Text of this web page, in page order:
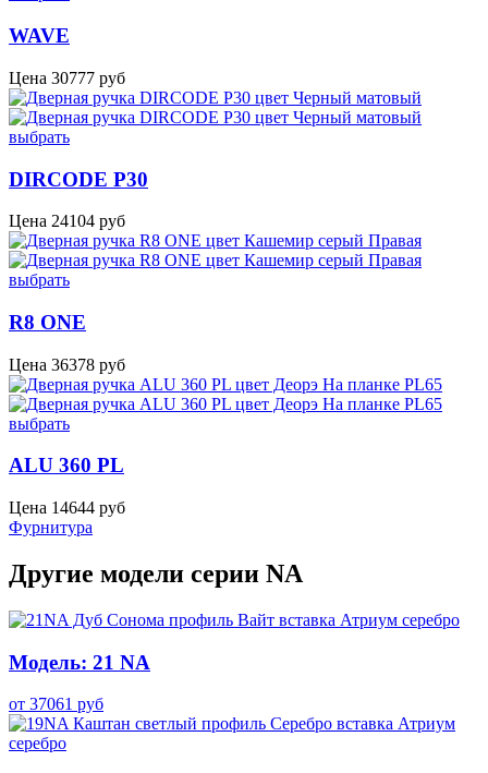
WAVE
Цена 30777 руб
выбрать
DIRCODE P30
Цена 24104 руб
выбрать
R8 ONE
Цена 36378 руб
выбрать
ALU 360 PL
Цена 14644 руб
Фурнитура
Другие модели серии NA
Модель: 21 NA
от 37061 руб